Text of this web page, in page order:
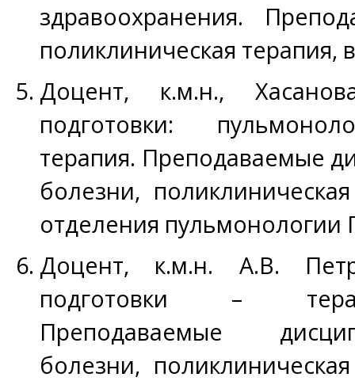
здравоохранения.
поликлиническая терапия,
Доцент, к.м.н.,
подготовки:
терапия. Преподаваемые
болезни,
отделения пульмонологии
Доцент, к.м.н. А.В.
подготовки –
Преподаваемые
болезни,